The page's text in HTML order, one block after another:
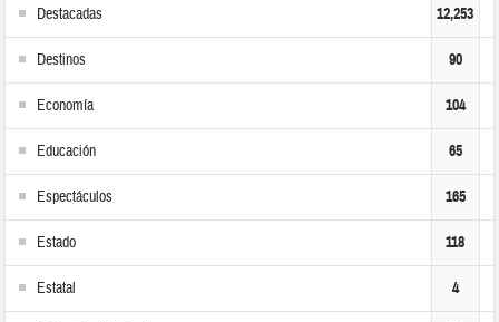
Destacadas 12,253
Destinos 90
Economía 104
Educación 65
Espectáculos 165
Estado 118
Estatal 4